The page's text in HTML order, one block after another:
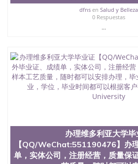
dfnsen Salud y Belleza
0 Respuestas
...
办理维多利亚大学毕
【QQ/WeChat:551190476】办
单，实体公司，注册经营，质量保